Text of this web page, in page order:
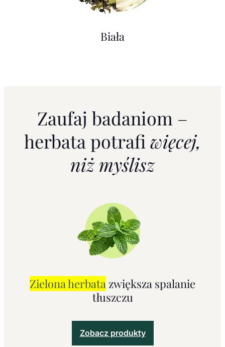
Biała
Zaufaj badaniom –
herbata potrafi więcej,
niż myślisz
Zielona herbata zwiększa spalanie
tłuszczu
Zobacz produkty